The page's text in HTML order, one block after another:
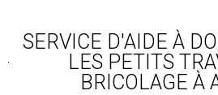
SERVICE D'AIDE À
LES PETITS
BRICOLAGE À